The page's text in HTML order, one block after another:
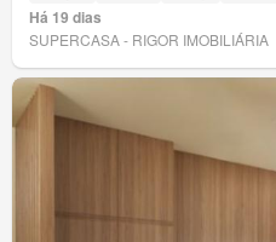
Há 19 dias
SUPERCASA - RIGOR IMOBILIÁRIA